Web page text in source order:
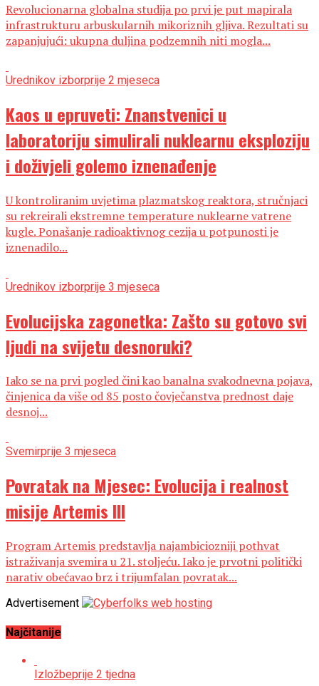
Revolucionarna globalna studija po prvi je put mapirala
infrastrukturu arbuskularnih mikoriznih gljiva. Rezultati su
zapanjujući: ukupna duljina podzemnih niti mogla...
Urednikov izborprije 2 mjeseca
Kaos u epruveti: Znanstvenici u
laboratoriju simulirali nuklearnu eksploziju
i doživjeli golemo iznenađenje
U kontroliranim uvjetima plazmatskog reaktora, stručnjaci
su rekreirali ekstremne temperature nuklearne vatrene
kugle. Ponašanje radioaktivnog cezija u potpunosti je
iznenadilo...
Urednikov izborprije 3 mjeseca
Evolucijska zagonetka: Zašto su gotovo svi
ljudi na svijetu desnoruki?
Iako se na prvi pogled čini kao banalna svakodnevna pojava,
činjenica da više od 85 posto čovječanstva prednost daje
desnoj...
Svemirprije 3 mjeseca
Povratak na Mjesec: Evolucija i realnost
misije Artemis III
Program Artemis predstavlja najambiciozniji pothvat
istraživanja svemira u 21. stoljeću. Iako je prvotni politički
narativ obećavao brz i trijumfalan povratak...
Advertisement
Najčitanije
Izložbeprije 2 tjedna